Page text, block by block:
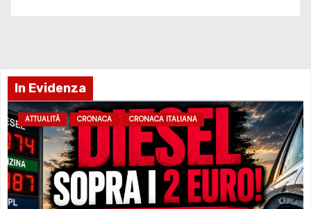
In Evidenza
ATTUALITÀ CRONACA CRONACA ITALIANA